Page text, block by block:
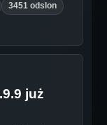
3451 odslon
już